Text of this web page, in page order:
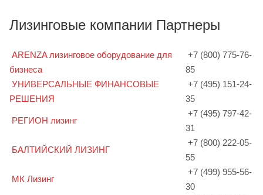
Лизинговые компании Партнеры
ARENZA лизинговое оборудование для
бизнеса
+7 (800) 775-76-
85
УНИВЕРСАЛЬНЫЕ ФИНАНСОВЫЕ
РЕШЕНИЯ
+7 (495) 151-24-
35
РЕГИОН лизинг
+7 (495) 797-42-
31
БАЛТИЙСКИЙ ЛИЗИНГ
+7 (800) 222-05-
55
МК Лизинг
+7 (499) 955-56-
30